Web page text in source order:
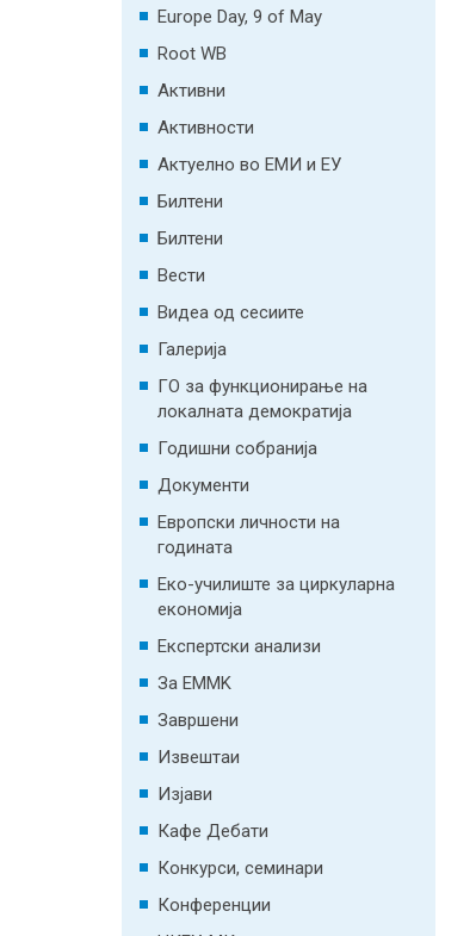
Europe Day, 9 of May
Root WB
Активни
Активности
Актуелно во ЕМИ и ЕУ
Билтени
Билтени
Вести
Видеа од сесиите
Галерија
ГО за функционирање на
локалната демократија
Годишни собранија
Документи
Европски личности на
годината
Еко-училиште за циркуларна
економија
Експертски анализи
За EMMK
Завршени
Извештаи
Изјави
Кафе Дебати
Конкурси, семинари
Конференции